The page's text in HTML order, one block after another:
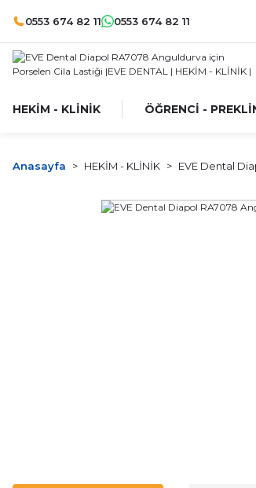
0553 674 82 11 0553 674 82 11
HEKİM - KLİNİK ÖĞRENCİ -
Anasayfa HEKİM - KLİNİK EVE Dental